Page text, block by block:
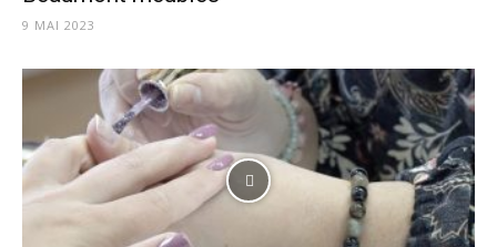
9 MAI 2023